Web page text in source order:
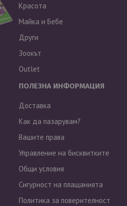
Красота
Майка и Бебе
Други
Зоокът
Outlet
ПОЛЕЗНА ИНФОРМАЦИЯ
Доставка
Как да пазарувам?
Вашите права
Управление на бисквитките
Общи условия
Сигурност на плащанията
Политика за поверителност